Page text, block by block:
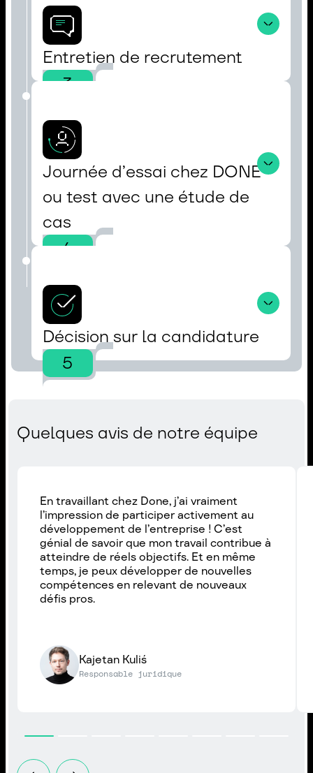
Entretien de recrutement
3
Journée d’essai chez DONE
ou test avec une étude de
cas
4
Décision sur la candidature
5
Quelques avis de notre équipe
En travaillant chez Done, j’ai vraiment
l’impression de participer activement au
développement de l’entreprise ! C’est
génial de savoir que mon travail contribue à
atteindre de réels objectifs. Et en même
temps, je peux développer de nouvelles
compétences en relevant de nouveaux
défis pros.
Kajetan Kuliś
Responsable juridique